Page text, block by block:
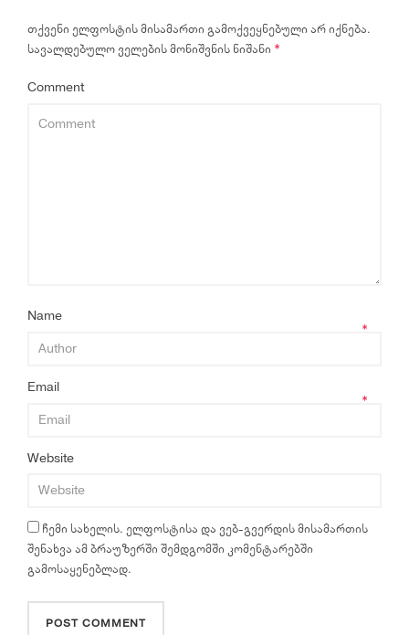
თქვენი ელფოსტის მისამართი გამოქვეყნებული არ იქნება.
სავალდებულო ველების მონიშვნის ნიშანი *
Comment
Name
*
Email
*
Website
ჩემი სახელის. ელფოსტისა და ვებ-გვერდის მისამართის
შენახვა ამ ბრაუზერში შემდგომში კომენტარებში
გამოსაყენებლად.